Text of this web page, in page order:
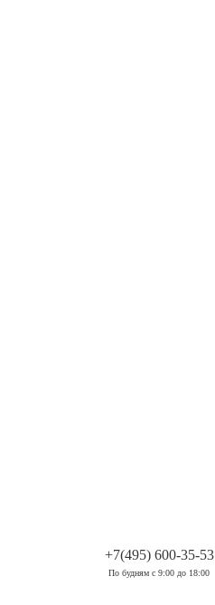
+7(495) 600-35-53
По будням с 9:00 до 18:00